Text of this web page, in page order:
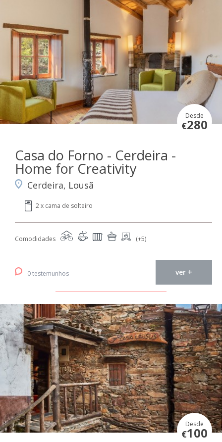
Desde
€280
Casa do Forno - Cerdeira -
Home for Creativity
Cerdeira, Lousã
2 x cama de solteiro
Comodidades (+5)
0 testemunhos ver +
Desde
€100